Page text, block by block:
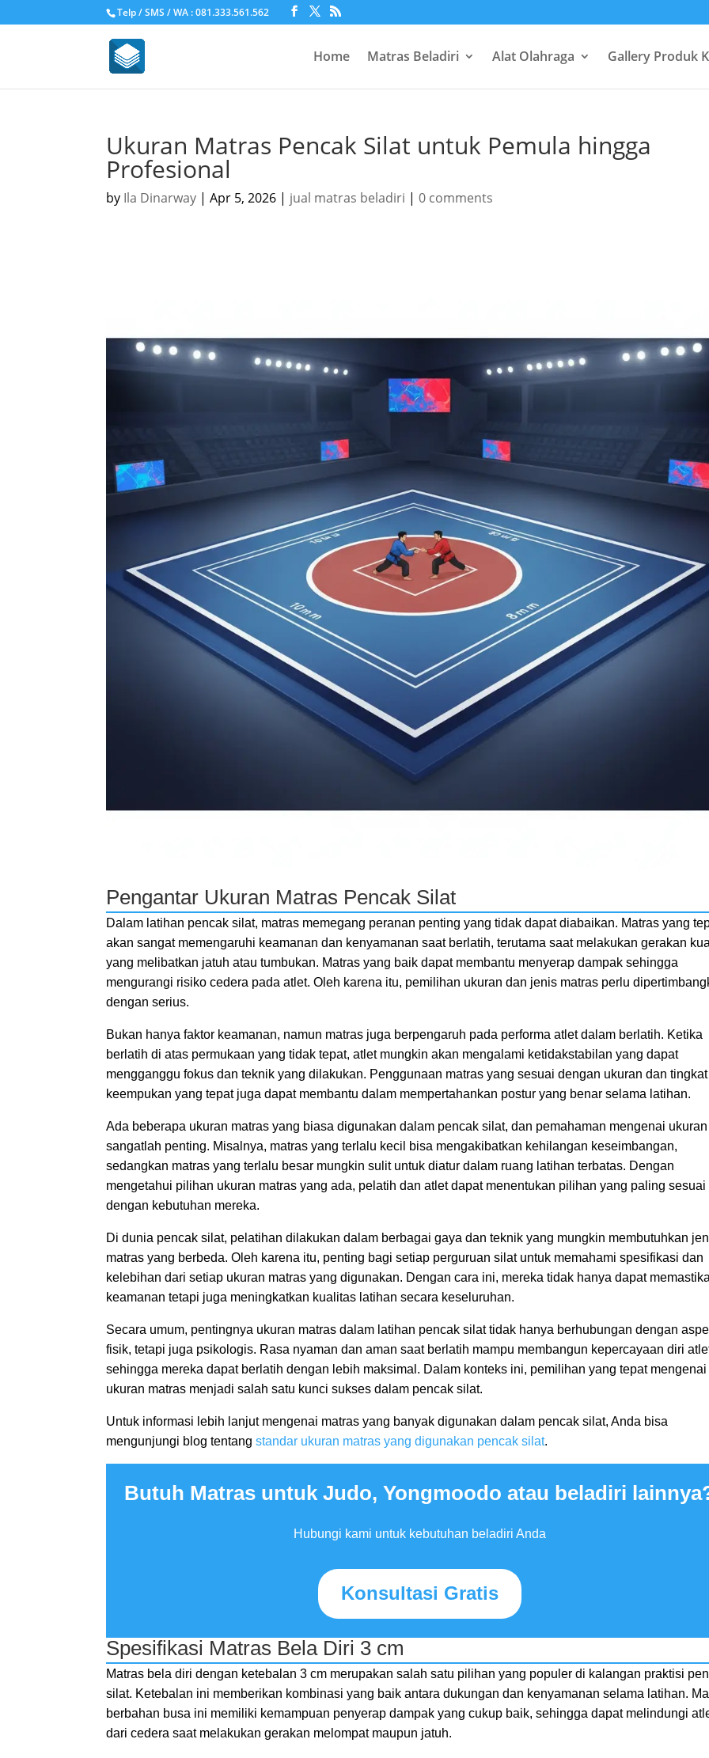
Telp / SMS / WA : 081.333.561.562
Home Matras Beladiri Alat Olahraga Gallery Produk
Ukuran Matras Pencak Silat untuk Pemula hingga
Profesional
by Ila Dinarway |Apr 5, 2026 | jual matras beladiri |0 comments
Pengantar Ukuran Matras Pencak Silat
Dalam latihan pencak silat, matras memegang peranan penting yang tidak dapat diabaikan. Matras yang
akan sangat memengaruhi keamanan dan kenyamanan saat berlatih, terutama saat melakukan gerakan
yang melibatkan jatuh atau tumbukan. Matras yang baik dapat membantu menyerap dampak sehingga
mengurangi risiko cedera pada atlet. Oleh karena itu, pemilihan ukuran dan jenis matras perlu
dengan serius.
Bukan hanya faktor keamanan, namun matras juga berpengaruh pada performa atlet dalam berlatih. Ketika
berlatih di atas permukaan yang tidak tepat, atlet mungkin akan mengalami ketidakstabilan yang dapat
mengganggu fokus dan teknik yang dilakukan. Penggunaan matras yang sesuai dengan ukuran dan tingkat
keempukan yang tepat juga dapat membantu dalam mempertahankan postur yang benar selama latihan.
Ada beberapa ukuran matras yang biasa digunakan dalam pencak silat, dan pemahaman mengenai
sangatlah penting. Misalnya, matras yang terlalu kecil bisa mengakibatkan kehilangan keseimbangan,
sedangkan matras yang terlalu besar mungkin sulit untuk diatur dalam ruang latihan terbatas. Dengan
mengetahui pilihan ukuran matras yang ada, pelatih dan atlet dapat menentukan pilihan yang paling sesuai
dengan kebutuhan mereka.
Di dunia pencak silat, pelatihan dilakukan dalam berbagai gaya dan teknik yang mungkin membutuhkan
matras yang berbeda. Oleh karena itu, penting bagi setiap perguruan silat untuk memahami spesifikasi dan
kelebihan dari setiap ukuran matras yang digunakan. Dengan cara ini, mereka tidak hanya dapat
keamanan tetapi juga meningkatkan kualitas latihan secara keseluruhan.
Secara umum, pentingnya ukuran matras dalam latihan pencak silat tidak hanya berhubungan dengan
fisik, tetapi juga psikologis. Rasa nyaman dan aman saat berlatih mampu membangun kepercayaan diri
sehingga mereka dapat berlatih dengan lebih maksimal. Dalam konteks ini, pemilihan yang tepat mengenai
ukuran matras menjadi salah satu kunci sukses dalam pencak silat.
Untuk informasi lebih lanjut mengenai matras yang banyak digunakan dalam pencak silat, Anda bisa
mengunjungi blog tentangstandar ukuran matras yang digunakan pencak silat.
Butuh Matras untuk Judo, Yongmoodo atau beladiri
Hubungi kami untuk kebutuhan beladiri Anda
Konsultasi Gratis
Spesifikasi Matras Bela Diri 3 cm
Matras bela diri dengan ketebalan 3 cm merupakan salah satu pilihan yang populer di kalangan praktisi
silat. Ketebalan ini memberikan kombinasi yang baik antara dukungan dan kenyamanan selama latihan.
berbahan busa ini memiliki kemampuan penyerap dampak yang cukup baik, sehingga dapat melindungi
dari cedera saat melakukan gerakan melompat maupun jatuh.